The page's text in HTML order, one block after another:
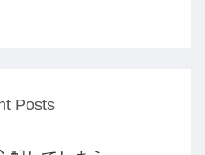
Posts